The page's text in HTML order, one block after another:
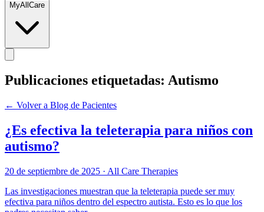
MyAllCare
Publicaciones etiquetadas: Autismo
← Volver a Blog de Pacientes
¿Es efectiva la teleterapia para niños con
autismo?
20 de septiembre de 2025 · All Care Therapies
Las investigaciones muestran que la teleterapia puede ser muy
efectiva para niños dentro del espectro autista. Esto es lo que los